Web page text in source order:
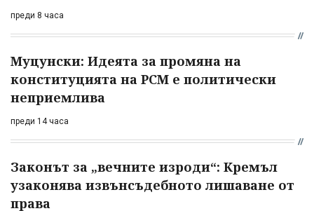
преди 8 часа
Муцунски: Идеята за промяна на
конституцията на РСМ е политически
неприемлива
преди 14 часа
Законът за „вечните изроди“: Кремъл
узаконява извънсъдебното лишаване от
права